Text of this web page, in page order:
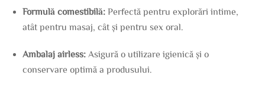
Formulă comestibilă: Perfectă pentru explorări intime,
atât pentru masaj, cât și pentru sex oral.
Ambalaj airless: Asigură o utilizare igienică și o
conservare optimă a produsului.